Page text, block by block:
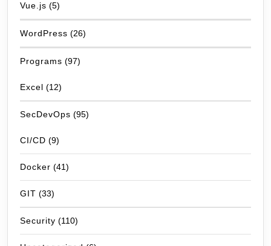
Vue.js (5)
WordPress (26)
Programs (97)
Excel (12)
SecDevOps (95)
CI/CD (9)
Docker (41)
GIT (33)
Security (110)